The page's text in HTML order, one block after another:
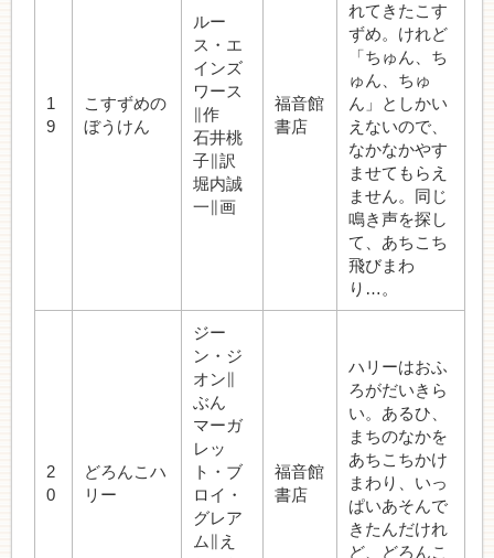
1
9
こすずめの
ぼうけん
ルー
ス・エ
インズ
ワース
∥作
石井桃
子∥訳
堀内誠
一∥画
福音館
書店
れてきたこす
ずめ。けれど
「ちゅん、ち
ゅん、ちゅ
ん」としかい
えないので、
なかなかやす
ませてもらえ
ません。同じ
鳴き声を探し
て、あちこち
飛びまわ
り…。
2
0
どろんこハ
リー
ジー
ン・ジ
オン∥
ぶん
マーガ
レッ
ト・ブ
ロイ・
グレア
ム∥え
福音館
書店
ハリーはおふ
ろがだいきら
い。あるひ、
まちのなかを
あちこちかけ
まわり、いっ
ぱいあそんで
きたんだけれ
ど、どろんこ